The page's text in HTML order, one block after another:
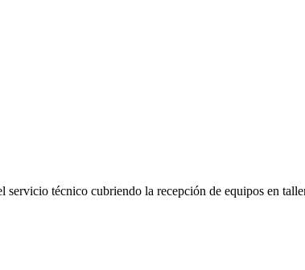
técnico cubriendo la recepción de equipos en